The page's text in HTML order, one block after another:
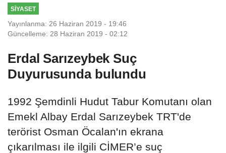
SIYASET
Yayınlanma: 26 Haziran 2019 - 19:46
Güncelleme: 28 Haziran 2019 - 02:12
Erdal Sarızeybek Suç
Duyurusunda bulundu
1992 Şemdinli Hudut Tabur Komutanı olan
Emekl Albay Erdal Sarızeybek TRT'de
terörist Osman Öcalan'ın ekrana
çıkarılması ile ilgili CİMER’e suç